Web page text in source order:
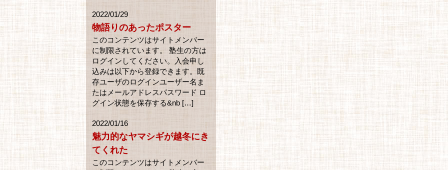
2022/01/29
物語りのあったポスター
このコンテンツはサイトメンバー
に制限されています。 塾生の方は
ログインしてください。入会申し
込みは以下から登録できます。既
存ユーザのログインユーザー名ま
たはメールアドレスパスワード ロ
グイン状態を保存する&nb […]
2022/01/16
魅力的なヤマシギが越冬にき
てくれた
このコンテンツはサイトメンバー